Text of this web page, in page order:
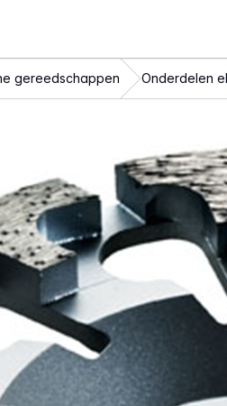
gereedschappen Onderdelen